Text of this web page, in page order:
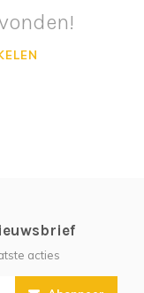
acties